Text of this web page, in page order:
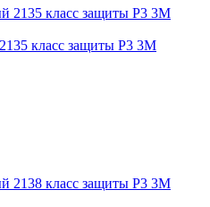
класс защиты Р3 3М